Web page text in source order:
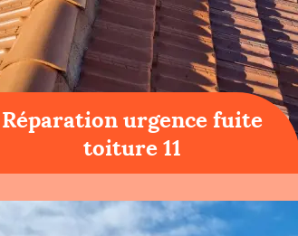
Réparation urgence fuite
toiture 11